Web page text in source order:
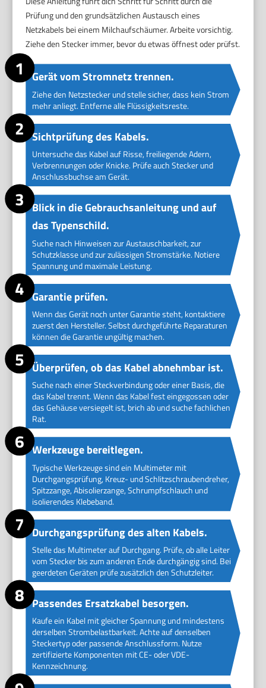
Prüfung und den grundsätzlichen Austausch eines
Netzkabels bei einem Milchaufschäumer. Arbeite vorsichtig.
Ziehe den Stecker immer, bevor du etwas öffnest oder prüfst.
Gerät vom Stromnetz trennen.
Ziehe den Netzstecker und stelle sicher, dass kein Strom
mehr anliegt. Entferne alle Flüssigkeitsreste.
Sichtprüfung des Kabels.
Untersuche das Kabel auf Risse, freiliegende Adern,
Verbrennungen oder Knicke. Prüfe auch Stecker und
Anschlussbuchse am Gerät.
Blick in die Gebrauchsanleitung und auf
das Typenschild.
Suche nach Hinweisen zur Austauschbarkeit, zur
Schutzklasse und zur zulässigen Stromstärke. Notiere
Spannung und maximale Leistung.
Garantie prüfen.
Wenn das Gerät noch unter Garantie steht, kontaktiere
zuerst den Hersteller. Selbst durchgeführte Reparaturen
können die Garantie ungültig machen.
Überprüfen, ob das Kabel abnehmbar ist.
Suche nach einer Steckverbindung oder einer Basis, die
das Kabel trennt. Wenn das Kabel fest eingegossen oder
das Gehäuse versiegelt ist, brich ab und suche fachlichen
Rat.
Werkzeuge bereitlegen.
Typische Werkzeuge sind ein Multimeter mit
Durchgangsprüfung, Kreuz- und Schlitzschraubendreher,
Spitzzange, Abisolierzange, Schrumpfschlauch und
isolierendes Klebeband.
Durchgangsprüfung des alten Kabels.
Stelle das Multimeter auf Durchgang. Prüfe, ob alle Leiter
vom Stecker bis zum anderen Ende durchgängig sind. Bei
geerdeten Geräten prüfe zusätzlich den Schutzleiter.
Passendes Ersatzkabel besorgen.
Kaufe ein Kabel mit gleicher Spannung und mindestens
derselben Strombelastbarkeit. Achte auf denselben
Steckertyp oder passende Anschlussform. Nutze
zertifizierte Komponenten mit CE- oder VDE-
Kennzeichnung.